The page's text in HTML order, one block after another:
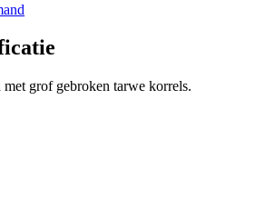
grof gebroken tarwe korrels.